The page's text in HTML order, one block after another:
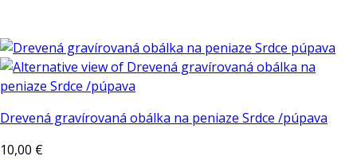
Drevená gravírovaná obálka na peniaze Srdce /púpava
10,00 €